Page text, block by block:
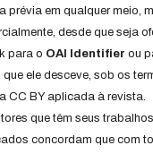
prévia em qualquer meio,
desde que seja
para o OAI Identifier ou
ele desceve, sob os
CC BY aplicada à revista.
que têm seus trabalhos
concordam que com